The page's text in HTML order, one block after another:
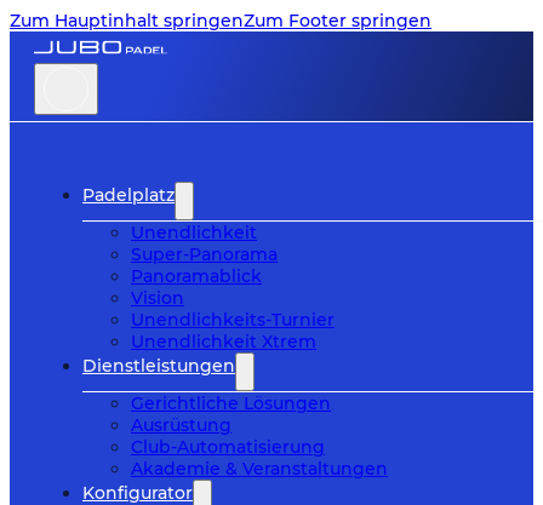
Zum Hauptinhalt springenZum Footer springen
Padelplatz
Unendlichkeit
Super-Panorama
Panoramablick
Vision
Unendlichkeits-Turnier
Unendlichkeit Xtrem
Dienstleistungen
Gerichtliche Lösungen
Ausrüstung
Club-Automatisierung
Akademie & Veranstaltungen
Konfigurator